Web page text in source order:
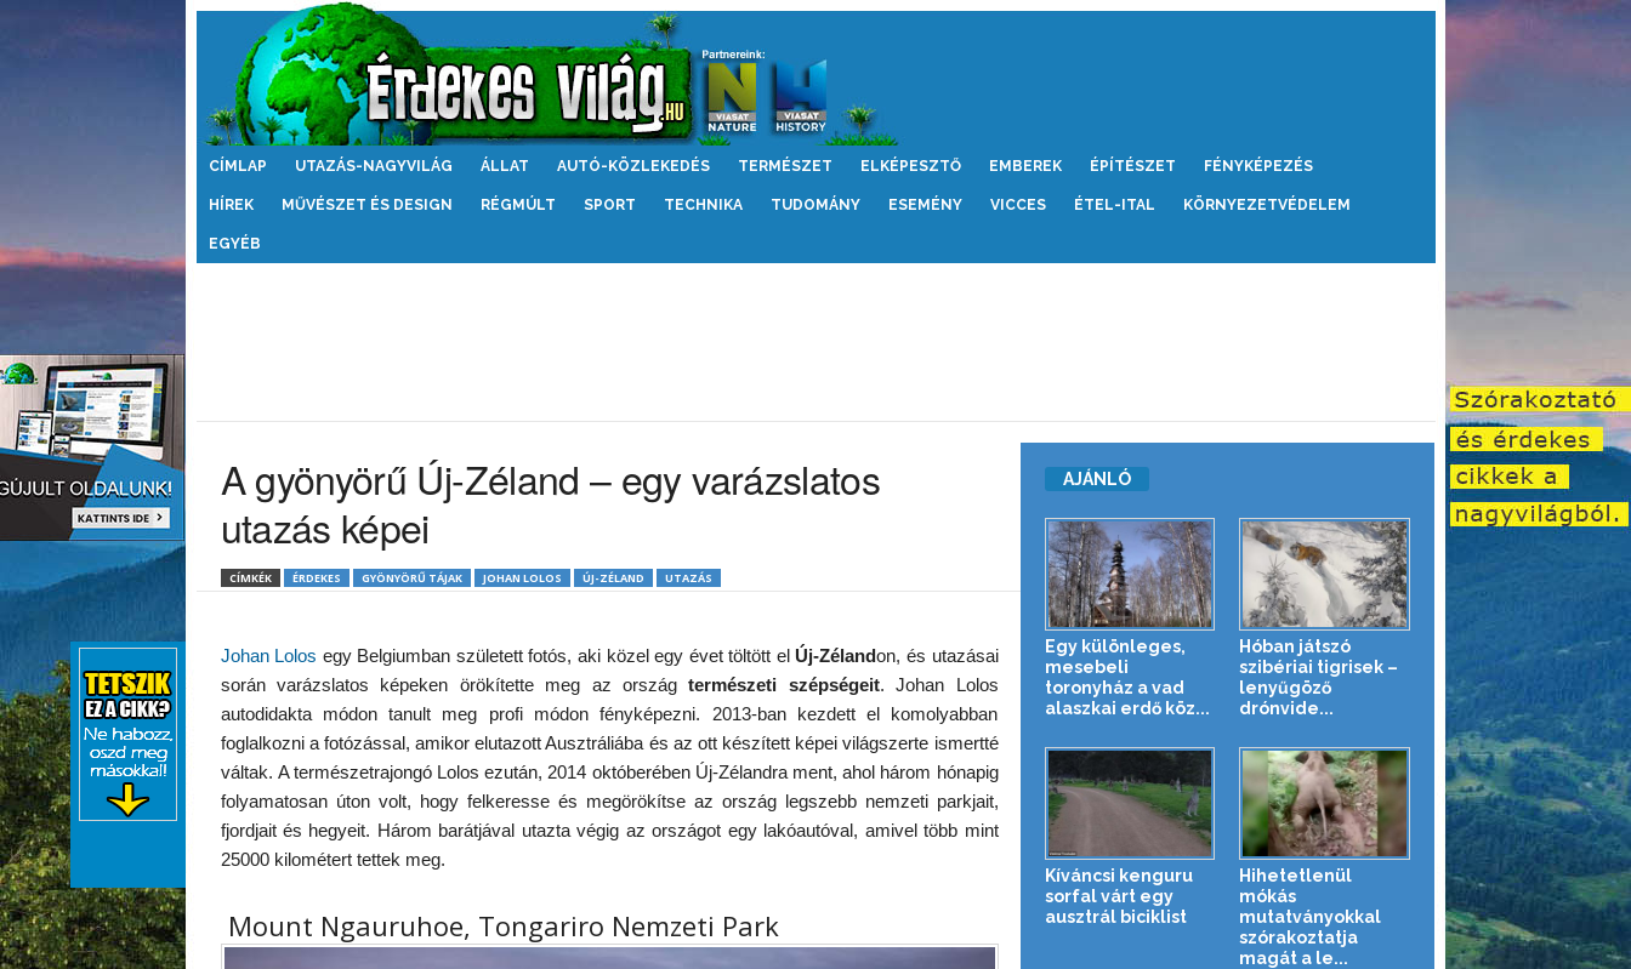
Érdekes
CÍMLAP UTAZÁS-NAGYVILÁG ÁLLAT AUTÓ-KÖZLEKEDÉS TERMÉSZET ELKÉPESZTŐ EMBEREK ÉPÍTÉSZET FÉNYKÉPEZÉS
HÍREK MŰVÉSZET ÉS DESIGN RÉGMÚLT SPORT TECHNIKA TUDOMÁNY ESEMÉNY VICCES ÉTEL-ITAL KÖRNYEZETVÉDELEM
EGYÉB
A gyönyörű Új-Zéland – egy varázslatos
utazás képei
CÍMKÉK ÉRDEKES GYÖNYÖRŰ TÁJAK JOHAN LOLOS ÚJ-ZÉLAND UTAZÁS
Johan Lolos egy Belgiumban született fotós, aki közel egy évet töltött el Új-Zélandon, és utazásai
során varázslatos képeken örökítette meg az országtermészeti szépségeit. Johan Lolos
autodidakta módon tanult meg profi módon fényképezni. 2013-ban kezdett el komolyabban
foglalkozni a fotózással, amikor elutazott Ausztráliába és az ott készített képei világszerte ismertté
váltak. A természetrajongó Lolos ezután, 2014 októberében Új-Zélandra ment, ahol három hónapig
folyamatosan úton volt, hogy felkeresse és megörökítse az ország legszebb nemzeti parkjait,
fjordjait és hegyeit. Három barátjával utazta végig az országot egy lakóautóval, amivel több mint
25000 kilométert tettek meg.
Mount Ngauruhoe, Tongariro Nemzeti Park
AJÁNLÓ
Egy különleges,
mesebeli
toronyház a vad
alaszkai erdő köz...
Hóban játszó
szibériai tigrisek –
lenyűgöző
drónvide...
Kíváncsi kenguru
sorfal várt egy
ausztrál biciklist
Hihetetlenül
mókás
mutatványokkal
szórakoztatja
magát a le...